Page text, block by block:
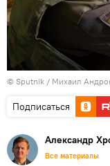
© Sputnik / Михаил
Подписаться
Александр
Все материалы